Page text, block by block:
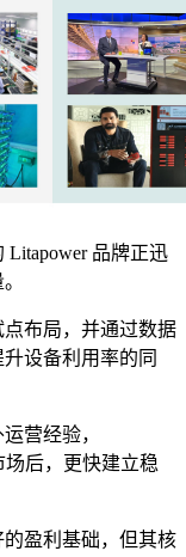
品牌正迅
布局，并通过数据
设备利用率的同
营经验，
场后，更快建立稳
盈利基础，但其核